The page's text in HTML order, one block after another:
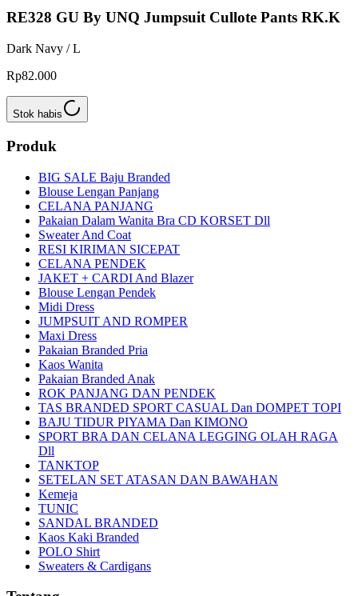
RE328 GU By UNQ Jumpsuit Cullote Pants RK.K
Dark Navy / L
Rp82.000
Stok habis
Produk
BIG SALE Baju Branded
Blouse Lengan Panjang
CELANA PANJANG
Pakaian Dalam Wanita Bra CD KORSET Dll
Sweater And Coat
RESI KIRIMAN SICEPAT
CELANA PENDEK
JAKET + CARDI And Blazer
Blouse Lengan Pendek
Midi Dress
JUMPSUIT AND ROMPER
Maxi Dress
Pakaian Branded Pria
Kaos Wanita
Pakaian Branded Anak
ROK PANJANG DAN PENDEK
TAS BRANDED SPORT CASUAL Dan DOMPET TOPI
BAJU TIDUR PIYAMA Dan KIMONO
SPORT BRA DAN CELANA LEGGING OLAH RAGA
Dll
TANKTOP
SETELAN SET ATASAN DAN BAWAHAN
Kemeja
TUNIC
SANDAL BRANDED
Kaos Kaki Branded
POLO Shirt
Sweaters & Cardigans